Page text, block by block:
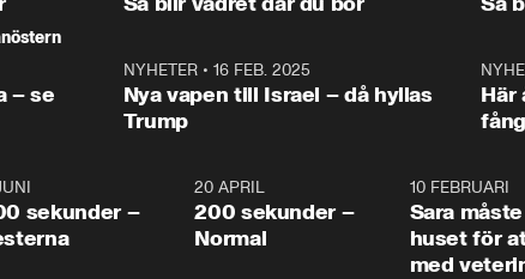
– se
NYHETER• 16 FEB. 2025
Nya vapen till Israel – då hyllas
Trump
Här
4:23
sekunder –
20 APRIL
200 sekunder –
Normal
10 FEBRUARI
Sara
huset för
med